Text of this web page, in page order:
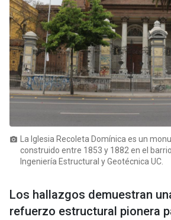
photo_camera La Iglesia Recoleta Domínica es un
construido entre 1853 y 1882 en el
Ingeniería Estructural y Geotécnica UC.
Los hallazgos demuestran
refuerzo estructural pionera